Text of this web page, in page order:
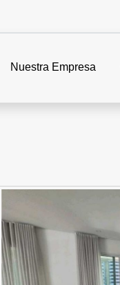
Nuestra Empresa